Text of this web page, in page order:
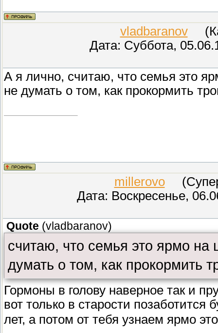
vladbaranov
Дата: Суббота,
А я лично, считаю, что семья это
не думать о том, как прокормить
millerovo
Дата: Воскресенье,
Quote (vladbaranov)
считаю, что семья это ярмо
думать о том, как прокормить
Гормоны в голову наверное так и
вот только в старости позаботится
лет, а потом от тебя узнаем ярмо